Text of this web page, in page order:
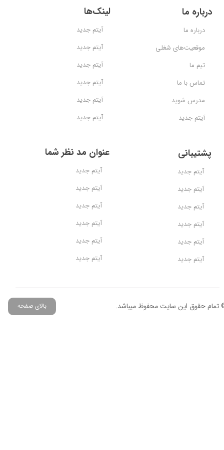
درباره ما
موقعیت‌های شغلی
تیم ما
تماس با ما
مدرس شوید
آیتم جدید
درباره ما لینک‌ها
آیتم جدید
آیتم جدید
آیتم جدید
آیتم جدید
آیتم جدید
آیتم جدید
عنوان مد نظر شما
آیتم جدید
آیتم جدید
آیتم جدید
آیتم جدید
آیتم جدید
آیتم جدید
پشتیبانی
آیتم جدید
آیتم جدید
آیتم جدید
آیتم جدید
آیتم جدید
آیتم جدید
تمام حقوق این سایت محفوظ میباشد. بالای صفحه